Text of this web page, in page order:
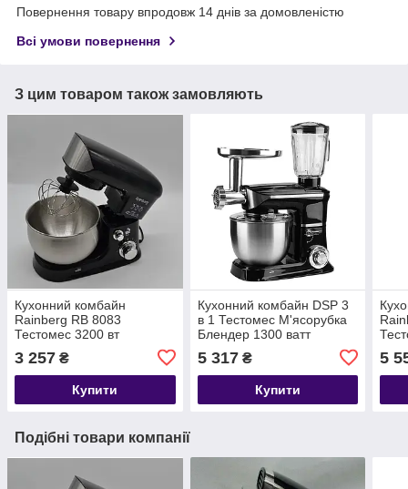
Повернення товару впродовж 14 днів за домовленістю
Всі умови повернення
З цим товаром також замовляють
Кухонний комбайн
Rainberg RB 8083
Тестомес 3200 вт
3 257 ₴
Купити
Кухонний комбайн DSP 3
в 1 Тестомес М'ясорубка
Блендер 1300 ватт
5 317₴
Купити
5
Подібні товари компанії